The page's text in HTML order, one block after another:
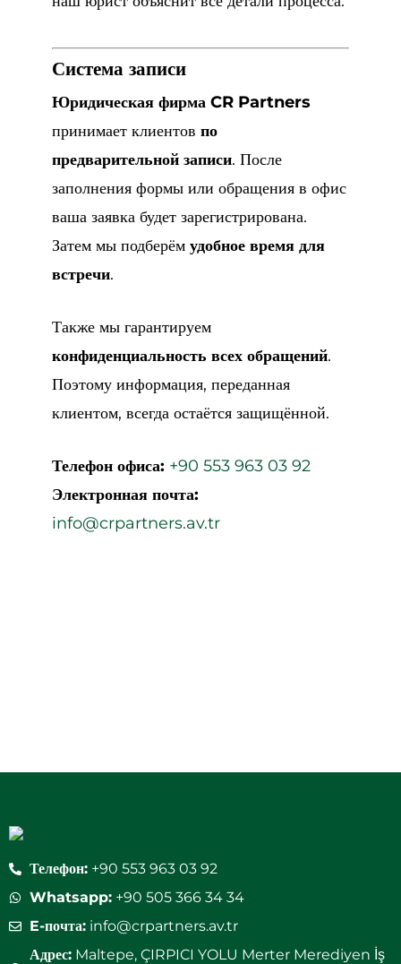
Система записи
Юридическая фирма CR Partners
принимает клиентовпо
предварительной записи. После
заполнения формы или обращения в офис
ваша заявка будет зарегистрирована.
Затем мы подберёмудобное время для
встречи.
Также мы гарантируем
конфиденциальность всех обращений.
Поэтому информация, переданная
клиентом, всегда остаётся защищённой.
Телефон офиса: +90 553 963 03 92
Электронная почта:
info@crpartners.av.tr
Телефон:+90 553 963 03 92
Whatsapp:+90 505 366 34 34
E-почта:info@crpartners.av.tr
Адрес:Maltepe, ÇIRPICI YOLU Merter Merediyen İş